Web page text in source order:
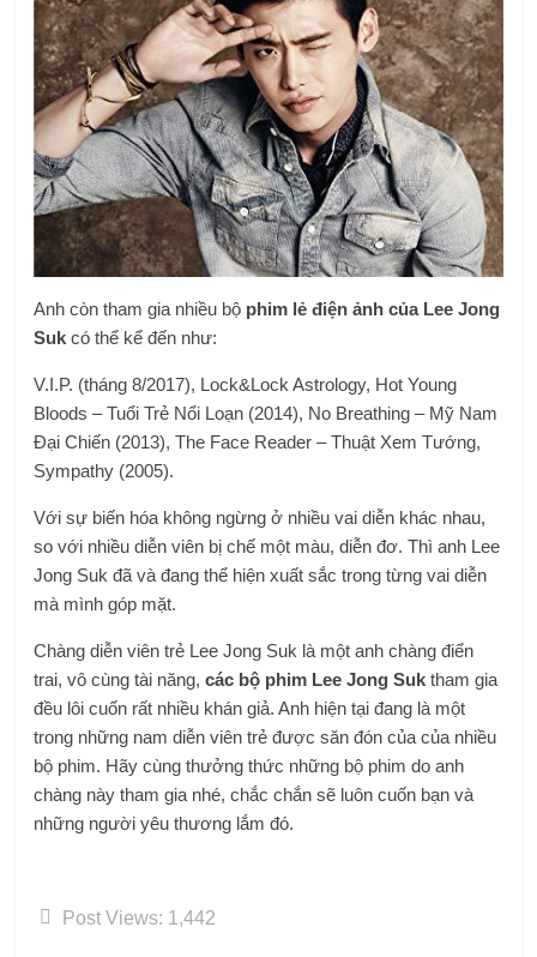
Anh còn tham gia nhiều bộ phim lẻ điện ảnh của Lee Jong
Sukcó thể kể đến như:
V.I.P. (tháng 8/2017), Lock&Lock Astrology, Hot Young
Bloods – Tuổi Trẻ Nổi Loạn (2014), No Breathing – Mỹ Nam
Đại Chiến (2013), The Face Reader – Thuật Xem Tướng,
Sympathy (2005).
Với sự biến hóa không ngừng ở nhiều vai diễn khác nhau,
so với nhiều diễn viên bị chế một màu, diễn đơ. Thì anh Lee
Jong Suk đã và đang thể hiện xuất sắc trong từng vai diễn
mà mình góp mặt.
Chàng diễn viên trẻ Lee Jong Suk là một anh chàng điển
trai, vô cùng tài năng,các bộ phim Lee Jong Suk tham gia
đều lôi cuốn rất nhiều khán giả. Anh hiện tại đang là một
trong những nam diễn viên trẻ được săn đón của của nhiều
bộ phim. Hãy cùng thưởng thức những bộ phim do anh
chàng này tham gia nhé, chắc chắn sẽ luôn cuốn bạn và
những người yêu thương lắm đó.
Post Views: 1,442